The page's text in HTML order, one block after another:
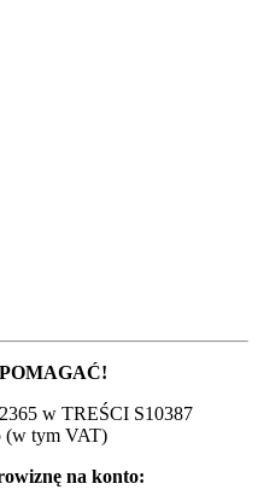
w TREŚCI S10387
(w tym VAT)
na konto: